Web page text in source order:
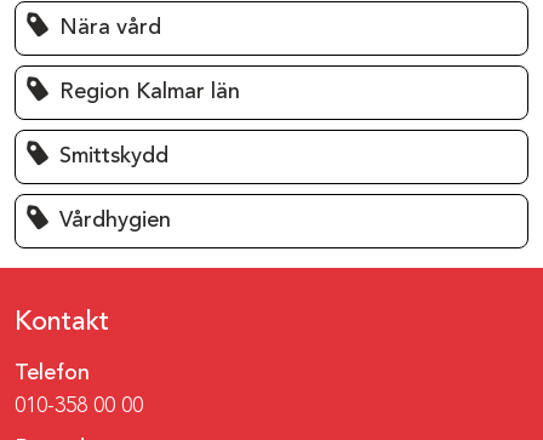
Nära vård
Region Kalmar län
Smittskydd
Vårdhygien
Kontakt
Telefon
010-358 00 00